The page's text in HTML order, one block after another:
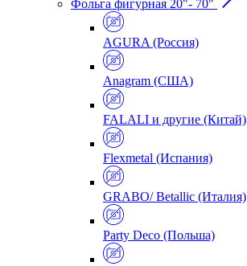
Фольга фигурная 20"- 70"
AGURA (Россия)
Anagram (США)
FALALI и другие (Китай)
Flexmetal (Испания)
GRABO/ Betallic (Италия)
Party Deco (Польша)